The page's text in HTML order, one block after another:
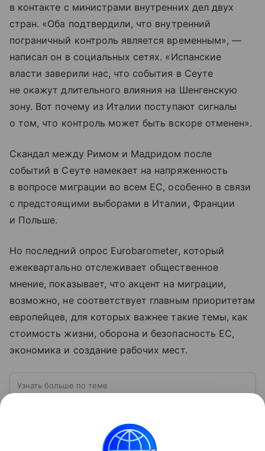
в контакте с министрами внутренних дел двух
стран. «Оба подтвердили, что внутренний
пограничный контроль является временным», —
написал он в социальных сетях. «Испанские
власти заверили нас, что события в Сеуте
не окажут длительного влияния на Шенгенскую
зону. Вот почему из Италии поступают сигналы
о том, что контроль может быть вскоре отменен».
Скандал между Римом и Мадридом после
событий в Сеуте намекает на напряженность
в вопросе миграции во всем ЕС, особенно в связи
с предстоящими выборами в Италии, Франции
и Польше.
Но последний опрос Eurobarometer, который
ежеквартально отслеживает общественное
мнение, показывает, что акцент на миграции,
возможно, не соответствует главным приоритетам
европейцев, для которых важнее такие темы, как
стоимость жизни, оборона и безопасность ЕС,
экономика и создание рабочих мест.
Узнать больше по теме
Сеута — автономный город Испании,
расположенный на северном побережье Африки.